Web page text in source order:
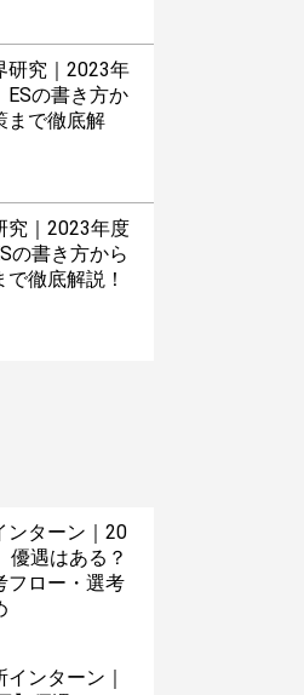
研究｜2023年
ESの書き方か
まで徹底解
究｜2023年度
の書き方から
徹底解説！
ンターン｜20
優遇はある？
フロー・選考
インターン｜